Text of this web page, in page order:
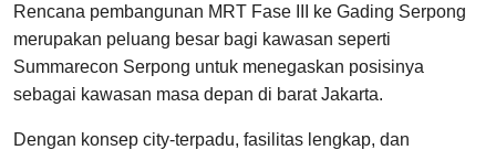
Rencana pembangunan MRT Fase III ke Gading Serpong
merupakan peluang besar bagi kawasan seperti
Summarecon Serpong untuk menegaskan posisinya
sebagai kawasan masa depan di barat Jakarta.
Dengan konsep city‑terpadu, fasilitas lengkap, dan